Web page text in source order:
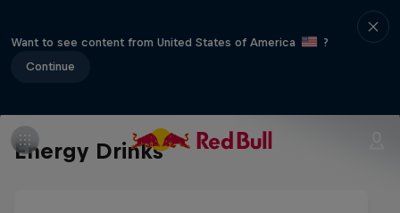
Want to see content from United States of America
?
Continue
Energy Drinks